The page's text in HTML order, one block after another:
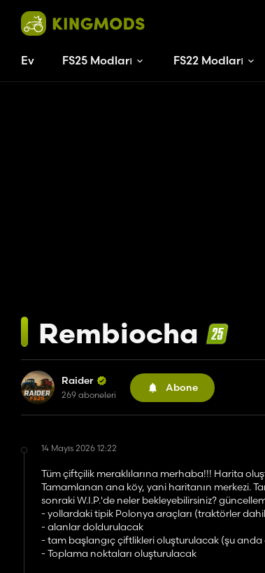
Ev FS25 Modları FS22 Modları
Rembiocha
Raider
269 aboneleri
Abone
14 Mayıs 2026 12:22
Tüm çiftçilik meraklılarına merhaba!!! Harita
Tamamlanan ana köy, yani haritanın merkezi.
sonraki W.I.P.'de neler bekleyebilirsiniz?
- yollardaki tipik Polonya araçları (traktörler
- alanlar doldurulacak
- tam başlangıç çiftlikleri oluşturulacak (şu
- Toplama noktaları oluşturulacak